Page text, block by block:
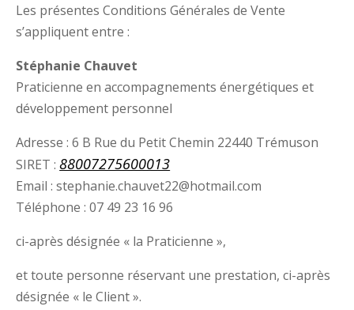
Les présentes Conditions Générales de Vente
s’appliquent entre :
Stéphanie Chauvet
Praticienne en accompagnements énergétiques et
développement personnel
Adresse : 6 B Rue du Petit Chemin 22440 Trémuson
SIRET :88007275600013
Email : stephanie.chauvet22@hotmail.com
Téléphone : 07 49 23 16 96
ci-après désignée « la Praticienne »,
et toute personne réservant une prestation, ci-après
désignée « le Client ».